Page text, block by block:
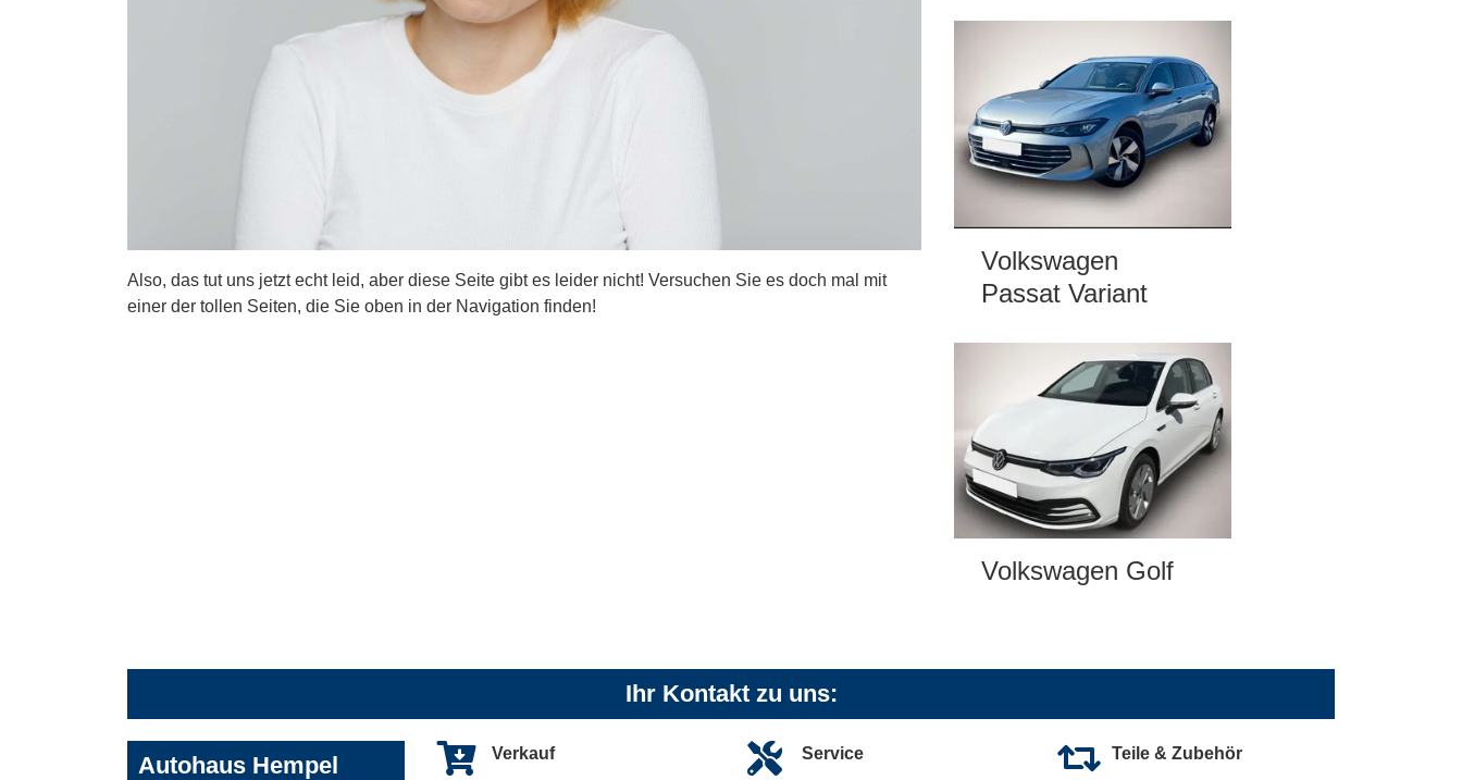
Also, das tut uns jetzt echt leid, aber diese Seite gibt es leider nicht! Versuchen Sie es doch mal mit
einer der tollen Seiten, die Sie oben in der Navigation finden!
Volkswagen
Passat Variant
Volkswagen Golf
Ihr Kontakt zu uns:
Autohaus Hempel Verkauf Service Teile & Zubehör